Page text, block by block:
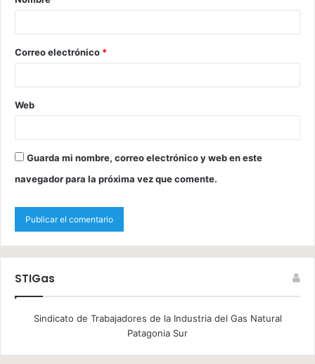
Correo electrónico *
Web
Guarda mi nombre, correo electrónico y web en este
navegador para la próxima vez que comente.
STIGas
Sindicato de Trabajadores de la Industria del Gas Natural
Patagonia Sur